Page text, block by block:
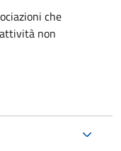
che
non